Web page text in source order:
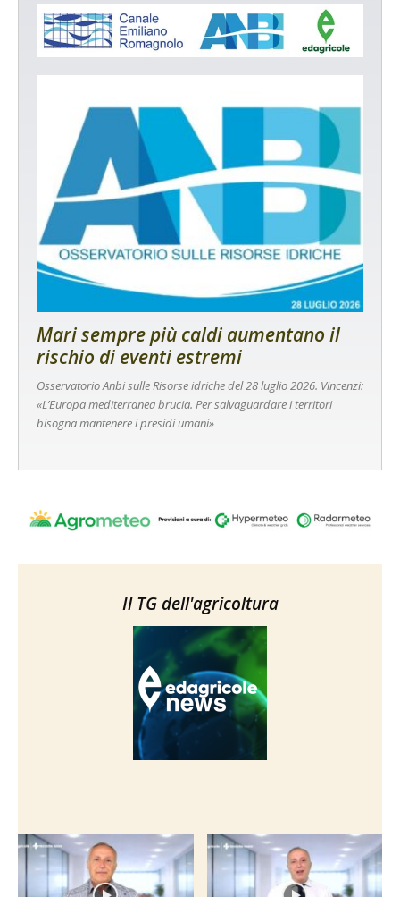
Mari sempre più caldi aumentano il
rischio di eventi estremi
Osservatorio Anbi sulle Risorse idriche del 28 luglio 2026. Vincenzi:
«L’Europa mediterranea brucia. Per salvaguardare i territori
bisogna mantenere i presidi umani»
Il TG dell'agricoltura